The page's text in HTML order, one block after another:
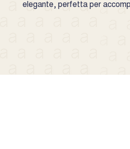
elegante, perfetta per